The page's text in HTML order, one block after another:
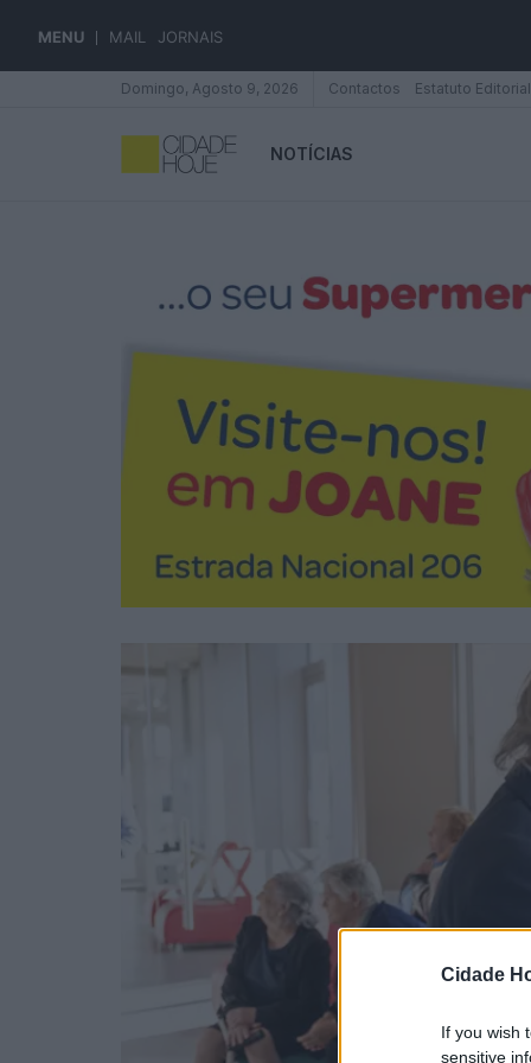
Cidade
If you wish
sensitive
MENU MAIL JORNAIS
Domingo, Agosto 9, 2026 Contactos Estatuto Editorial
NOTÍCIAS